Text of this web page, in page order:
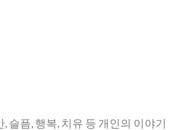
, 슬픔, 행복, 치유 등 개인의 이야기